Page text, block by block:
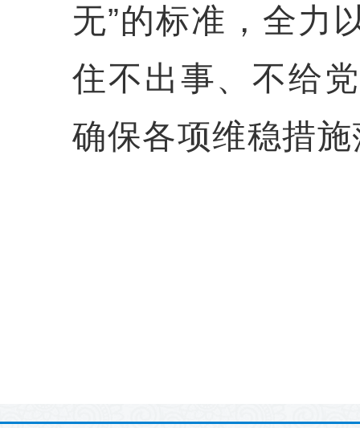
无”的标准，全力
住不出事、不给
确保各项维稳措